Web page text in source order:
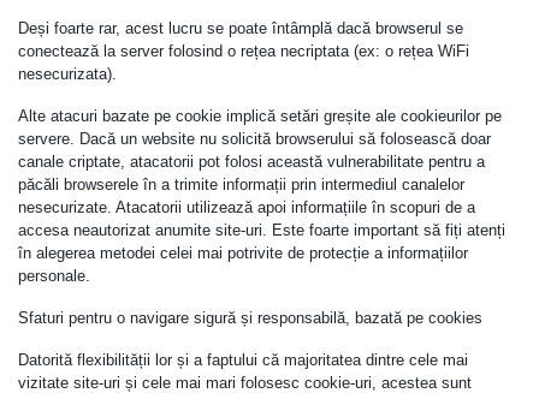
Deși foarte rar, acest lucru se poate întâmplă dacă browserul se
conectează la server folosind o rețea necriptata (ex: o rețea WiFi
nesecurizata).
Alte atacuri bazate pe cookie implică setări greșite ale cookieurilor pe
servere. Dacă un website nu solicită browserului să folosească doar
canale criptate, atacatorii pot folosi această vulnerabilitate pentru a
păcăli browserele în a trimite informații prin intermediul canalelor
nesecurizate. Atacatorii utilizează apoi informațiile în scopuri de a
accesa neautorizat anumite site-uri. Este foarte important să fiți atenți
în alegerea metodei celei mai potrivite de protecție a informațiilor
personale.
Sfaturi pentru o navigare sigură și responsabilă, bazată pe cookies
Datorită flexibilității lor și a faptului că majoritatea dintre cele mai
vizitate site-uri și cele mai mari folosesc cookie-uri, acestea sunt